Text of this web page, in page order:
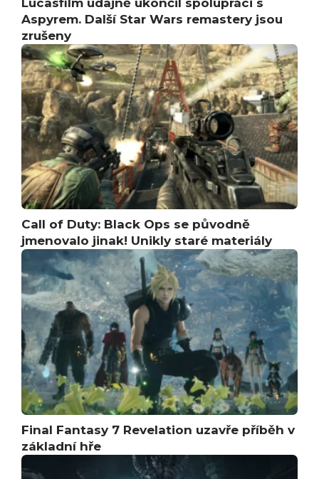
Aspyrem. Další Star Wars remastery jsou
zrušeny
Call of Duty: Black Ops se původně
jmenovalo jinak! Unikly staré materiály
Final Fantasy 7 Revelation uzavře příběh v
základní hře